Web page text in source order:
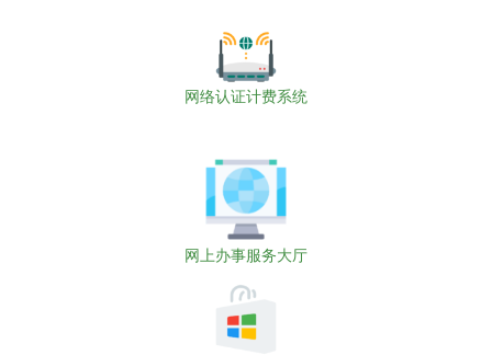
网络认证计费系统
网上办事服务大厅